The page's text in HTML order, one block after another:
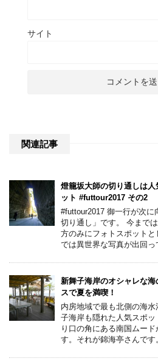
サイト
関連記事
燈籠坂大師の切り通しは
ット #futtour2017 その2
#futtour2017 御一行が次
切り通し」です。 今まで
方のみにフォトスポット
では異世界な写真が出回っ
新舞子海岸のオシャレな
スで夏を満喫！
内房地域で最も北側の海
子海岸も隠れた人気スポ
り口の角にある南国ムー
す。それが錦海亭さんで